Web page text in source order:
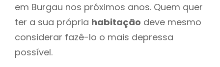
em Burgau nos próximos anos. Quem quer
ter a sua própria habitação deve mesmo
considerar fazê-lo o mais depressa
possível.